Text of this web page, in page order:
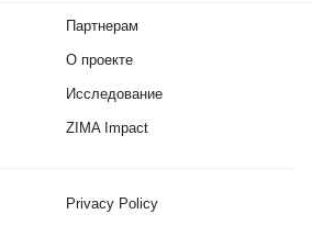
Партнерам
О проекте
Исследование
ZIMA Impact
Privacy Policy